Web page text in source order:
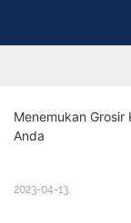
Menemukan Grosir
Anda
2023-04-13